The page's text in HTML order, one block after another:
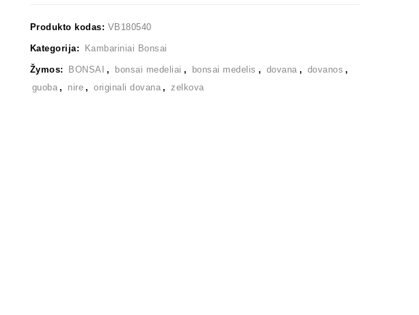
Produkto kodas: VB180540
Kategorija: Kambariniai Bonsai
Žymos: BONSAI , bonsai medeliai , bonsai medelis , dovana , dovanos ,
guoba , nire , originali dovana , zelkova